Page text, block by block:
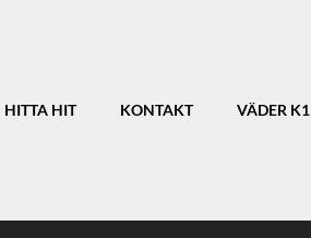
HITTA HIT KONTAKT VÄDER K1